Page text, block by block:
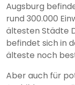
Augsburg
rund 300.000
ältesten Städte
befindet sich in
älteste noch
Aber auch für